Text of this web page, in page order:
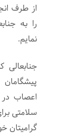
از طرف
را به
نمایم.
اعصاب در
سلامتی
گرامیتان